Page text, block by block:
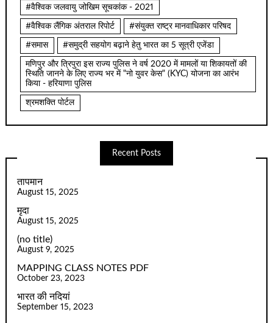
#वैश्विक जलवायु जोखिम सूचकांक - 2021
#वैश्विक लैंगिक अंतराल रिपोर्ट #संयुक्त राष्ट्र मानवाधिकार परिषद
#समास #समुद्री सहयोग बढ़ाने हेतु भारत का 5 सूत्री एजेंडा
मणिपुर और त्रिपुरा इस राज्य पुलिस ने वर्ष 2020 में मामलों या शिकायतों की
स्थिति जानने के लिए राज्य भर में "नो युवर केस" (KYC) योजना का आरंभ
किया - हरियाणा पुलिस
श्रमशक्ति पोर्टल
Recent Posts
तापमान
August 15, 2025
मृदा
August 15, 2025
(no title)
August 9, 2025
MAPPING CLASS NOTES PDF
October 23, 2023
भारत की नदियां
September 15, 2023